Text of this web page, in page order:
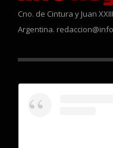
Cno. de Cintura y Juan
Argentina.